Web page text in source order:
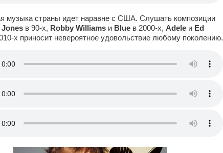
музыка страны идет наравне с США. Слушать композиции
Jones в 90-х, Robby Williams и Blue в 2000-х, Adele и Ed
х приносит невероятное удовольствие любому поколению.